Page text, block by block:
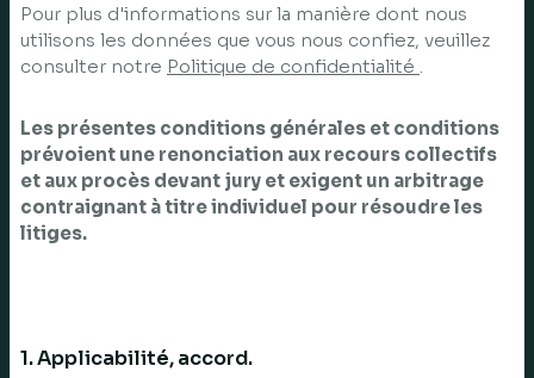
Pour plus d'informations sur la manière dont nous
utilisons les données que vous nous confiez, veuillez
consulter notre Politique de confidentialité .
Les présentes conditions générales et conditions
prévoient une renonciation aux recours collectifs
et aux procès devant jury et exigent un arbitrage
contraignant à titre individuel pour résoudre les
litiges.
1. Applicabilité, accord.